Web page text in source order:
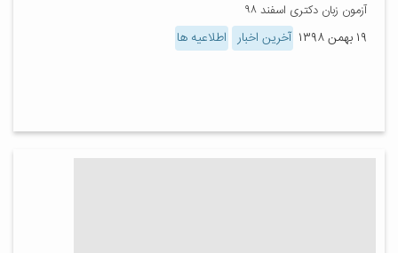
آزمون زبان دکتری اسفند ۹۸
۱۹ بهمن ۱۳۹۸ آخرین اخبار اطلاعیه ها